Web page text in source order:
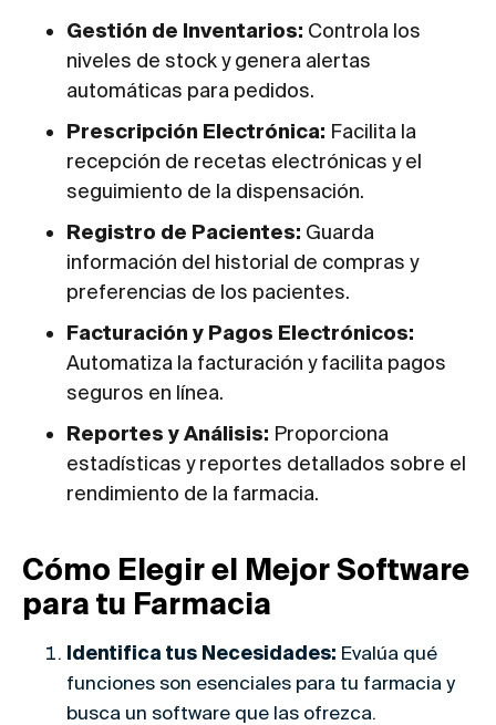
Gestión de Inventarios: Controla los
niveles de stock y genera alertas
automáticas para pedidos.
Prescripción Electrónica: Facilita la
recepción de recetas electrónicas y el
seguimiento de la dispensación.
Registro de Pacientes: Guarda
información del historial de compras y
preferencias de los pacientes.
Facturación y Pagos Electrónicos:
Automatiza la facturación y facilita pagos
seguros en línea.
Reportes y Análisis: Proporciona
estadísticas y reportes detallados sobre el
rendimiento de la farmacia.
Cómo Elegir el Mejor Software
para tu Farmacia
Identifica tus Necesidades: Evalúa qué
funciones son esenciales para tu farmacia y
busca un software que las ofrezca.